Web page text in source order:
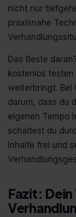
nicht nur
praxisnahe
Das Beste
kostenlos
weiterbringt. Bei
darum, dass du
eigenen Tempo
schaltest du
Inhalte frei und
Fazit: